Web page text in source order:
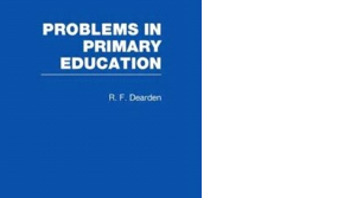
偉大的迷走神經